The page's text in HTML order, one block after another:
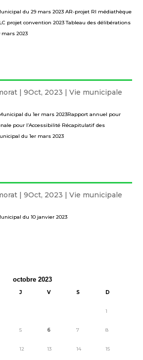
du 29 mars 2023 AR-projet RI médiathèque
projet convention 2023 Tableau des délibérations
2023
|9Oct, 2023 |Vie municipale
du 1er mars 2023Rapport annuel pour
pour l’Accessibilité Récapitulatif des
du 1er mars 2023
|9Oct, 2023 |Vie municipale
du 10 janvier 2023
octobre 2023
J V S D
1
5 6 7 8
12 13 14 15